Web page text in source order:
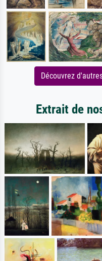
Découvrez
Extrait de